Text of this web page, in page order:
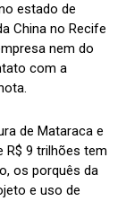
estado de
China no Recife
nem do
com a
de Mataraca e
R$ 9 trilhões tem
os porquês da
e uso de